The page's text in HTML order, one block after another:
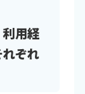
用経
ぞれ